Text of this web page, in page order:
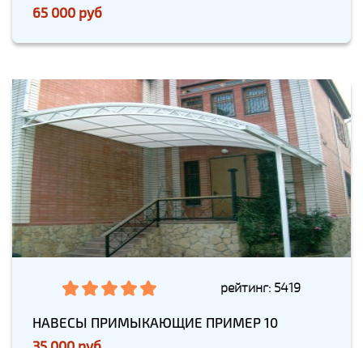
65 000 руб
рейтинг: 5419
НАВЕСЫ ПРИМЫКАЮЩИЕ ПРИМЕР 10